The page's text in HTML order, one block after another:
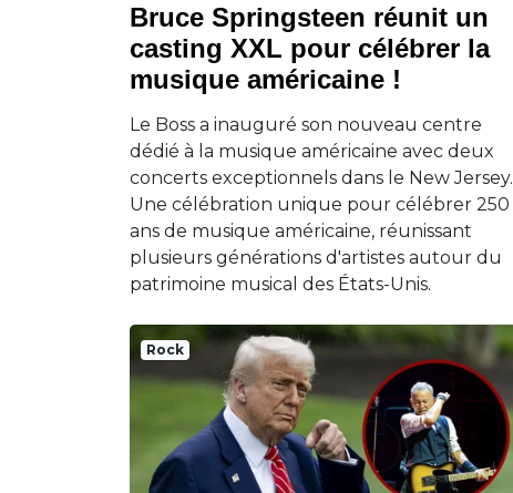
Bruce Springsteen réunit un
casting XXL pour célébrer la
musique américaine !
Le Boss a inauguré son nouveau centre
dédié à la musique américaine avec deux
concerts exceptionnels dans le New Jersey.
Une célébration unique pour célébrer 250
ans de musique américaine, réunissant
plusieurs générations d'artistes autour du
patrimoine musical des États-Unis.
Rock